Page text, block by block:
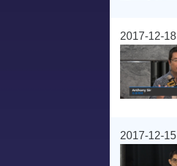
2017-12-18
2017-12-15